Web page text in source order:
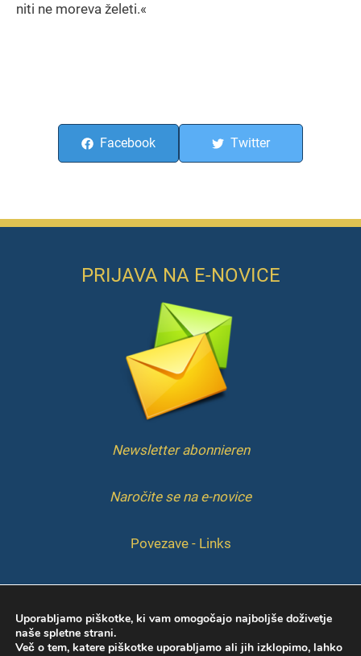
niti ne moreva želeti.«
Facebook Twitter
PRIJAVA NA E-NOVICE
Newsletter abonnieren
Naročite se na e-novice
Povezave - Links
IMPRESSUM
Uporabljamo piškotke, ki vam omogočajo najboljše doživetje
naše spletne strani.
Več o tem, katere piškotke uporabljamo ali jih izklopimo, lahko